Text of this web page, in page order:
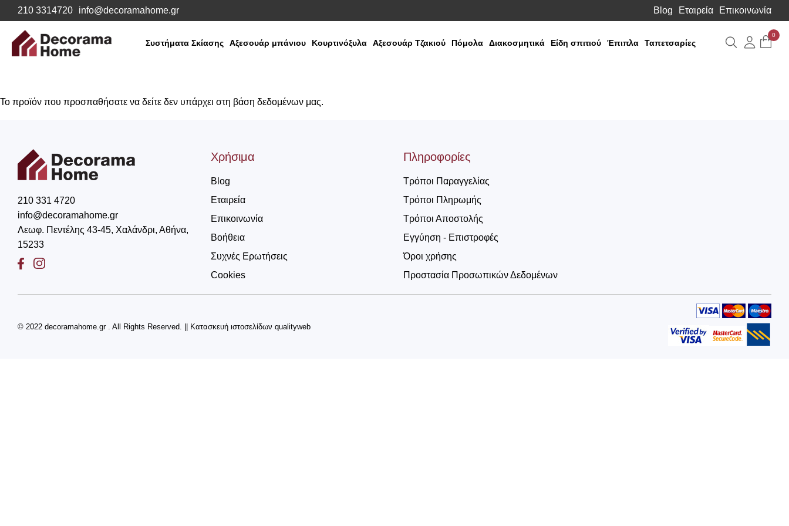
210 3314720 info@decoramahome.gr Blog Εταιρεία Επικοινωνία
Συστήματα Σκίασης Αξεσουάρ μπάνιου Κουρτινόξυλα Αξεσουάρ Τζακιού Πόμολα Διακοσμητικά Είδη σπιτιού Έπιπλα Ταπετσαρίες Αναζήτηση
0
Το προϊόν που προσπαθήσατε να δείτε δεν υπάρχει στη βάση δεδομένων μας.
210 331 4720
info@decoramahome.gr
Λεωφ. Πεντέλης 43-45, Χαλάνδρι, Αθήνα,
15233
FacebookInstagram
Χρήσιμα
Blog
Εταιρεία
Επικοινωνία
Βοήθεια
Συχνές Ερωτήσεις
Cookies
Πληροφορίες
Τρόποι Παραγγελίας
Τρόποι Πληρωμής
Τρόποι Αποστολής
Εγγύηση - Επιστροφές
Όροι χρήσης
Προστασία Προσωπικών Δεδομένων
© 2022 decoramahome.gr . All Rights Reserved. Κατασκευή ιστοσελίδων qualityweb